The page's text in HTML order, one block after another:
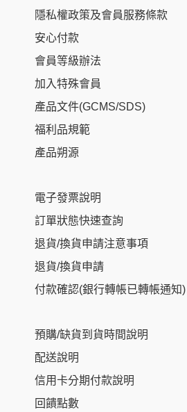
隱私權政策及會員服務條款
安心付款
會員等級辦法
加入特殊會員
產品文件(GCMS/SDS)
福利品規範
產品朔源
電子發票說明
訂單狀態快速查詢
退貨/換貨申請注意事項
退貨/換貨申請
付款確認(銀行轉帳已轉帳通知)
預購/缺貨到貨時間說明
配送說明
信用卡分期付款說明
回饋點數